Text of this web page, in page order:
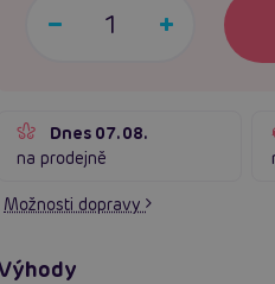
Dnes 07.08.
na prodejně
Možnosti dopravy